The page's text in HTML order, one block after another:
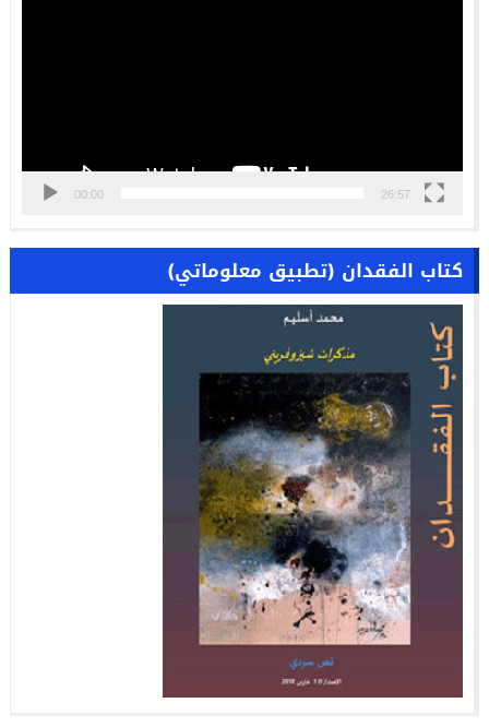
00:00 26:57
كتاب الفقدان (تطبيق معلوماتي)